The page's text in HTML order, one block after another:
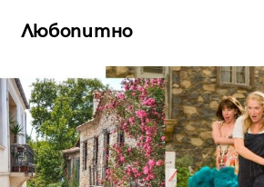
Любопитно